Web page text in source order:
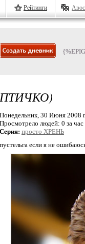
Рейтинги
ПТИЧКО)
Понедельник, 30 Июня 2008
Просмотрело людей: 0 за
Серия: просто ХРЕНЬ
пустельга если я не